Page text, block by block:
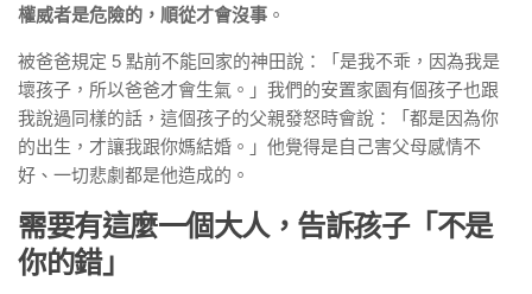
權威者是危險的，順從才會沒事 。
被爸爸規定 5 點前不能回家的神田說：
「是我不乖，因為我是
壞孩子，所以爸爸才會生氣。」 我們的安置家園有個孩子也跟
我說過同樣的話，這個孩子的父親發怒時會說：「都是因為你
的出生，才讓我跟你媽結婚。」他覺得是自己害父母感情不
好、一切悲劇都是他造成的。
需要有這麼一個大人，告訴孩子「不是
你的錯」